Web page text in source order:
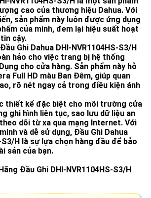
cao của thương hiệu Dahua. Với
sản phẩm này luôn được ứng dụng
của mình, đem lại hiệu suất hoạt
cậy.
Ghi Dahua DHI-NVR1104HS-S3/H
hảo cho việc trang bị hệ thống
cho cửa hàng. Sản phẩm này hỗ
Full HD màu Ban Đêm, giúp quan
rõ nét ngay cả trong điều kiện ánh
thiết kế đặc biệt cho môi trường cửa
ghi hình liên tục, sao lưu dữ liệu an
dõi từ xa qua mạng Internet. Với
và dễ sử dụng, Đầu Ghi Dahua
S3/H là sự lựa chọn hàng đầu để bảo
sản của bạn.
Đầu Ghi DHI-NVR1104HS-S3/H